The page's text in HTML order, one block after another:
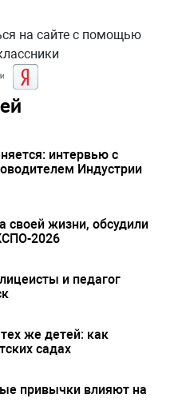
на сайте с помощью
интервью с
Индустрии
своей жизни, обсудили
2026
и педагог
же детей: как
садах
привычки влияют на